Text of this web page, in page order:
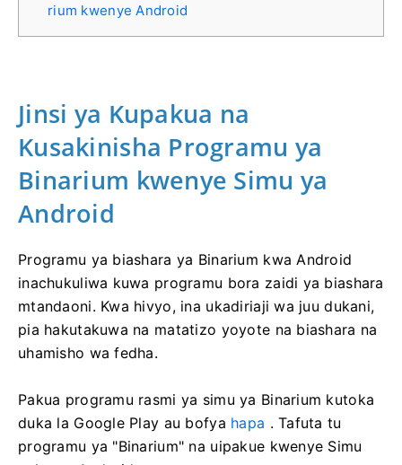
rium kwenye Android
Jinsi ya Kupakua na
Kusakinisha Programu ya
Binarium kwenye Simu ya
Android
Programu ya biashara ya Binarium kwa Android
inachukuliwa kuwa programu bora zaidi ya biashara
mtandaoni. Kwa hivyo, ina ukadiriaji wa juu dukani,
pia hakutakuwa na matatizo yoyote na biashara na
uhamisho wa fedha.
Pakua programu rasmi ya simu ya Binarium kutoka
duka la Google Play au bofya hapa . Tafuta tu
programu ya "Binarium" na uipakue kwenye Simu